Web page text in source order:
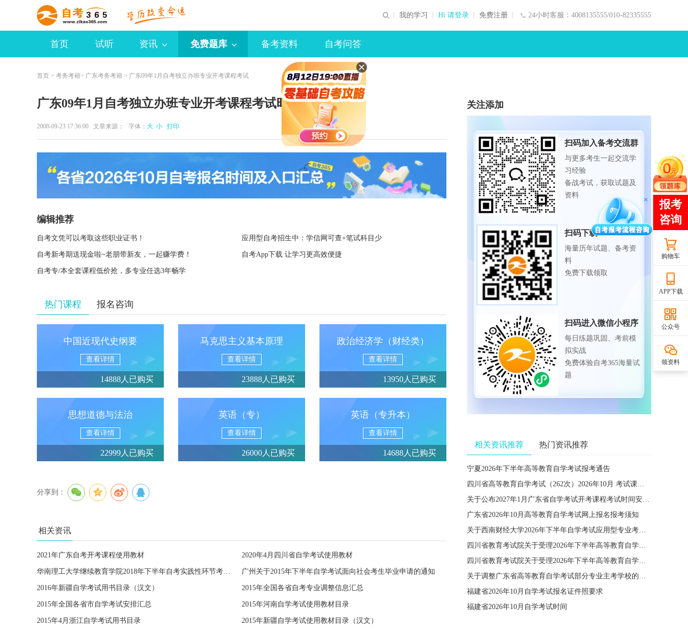
24小时客服：4008135555/010-82335555
我的学习 Hi 请登录 免费注册
首页 试听 资讯 免费题库 备考资料 自考问答
首页 > 考务考籍> 广东考务考籍 > 广东09年1月自考独立办班专业开考课程考试
广东09年1月自考独立办班专业开考课程考试时间安排表
2008-09-23 17:36:00 文章来源： 字体： 大 小 打印
编辑推荐
自考文凭可以考取这些职业证书！ 应用型自考招生中：学信网可查+笔试科目少
自考新考期送现金啦~老朋带新友，一起赚学费！ 自考App下载 让学习更高效便捷
自考专/本全套课程低价抢，多专业任选3年畅学
热门课程 报名咨询
中国近现代史纲要
查看详情
14888人已购买
马克思主义基本原理
查看详情
23888人已购买
政治经济学（财经类）
查看详情
13950人已购买
思想道德与法治
查看详情
22999人已购买
英语（专）
查看详情
26000人已购买
英语（专升本）
查看详情
14688人已购买
分享到：
相关资讯
2021年广东自考开考课程使用教材 2020年4月四川省自学考试使用教材
华南理工大学继续教育学院2018年下半年自考实践性环节考核通知 广州关于2015年下半年自学考试面向社会考生毕业申请的通知
2016年新疆自学考试用书目录（汉文） 2015年全国各省自考专业调整信息汇总
2015年全国各省市自学考试安排汇总 2015年河南自学考试使用教材目录
2015年4月浙江自学考试用书目录 2015年新疆自学考试使用教材目录（汉文）
关注添加
扫码加入备考交流群
与更多考生一起交流学
习经验
备战考试，获取试题及
资料
扫码下载APP
海量历年试题、备考资
料
免费下载领取
扫码进入微信小程序
每日练题巩固、考前模
拟实战
免费体验自考365海量试
题
相关资讯推荐 热门资讯推荐
宁夏2026年下半年高等教育自学考试报考通告
四川省高等教育自学考试（262次）2026年10月 考试课程简表
关于公布2027年1月广东省自学考试开考课程考试时间安排和使用教材的通知
广东省2026年10月高等教育自学考试网上报名报考须知
关于西南财经大学2026年下半年自学考试应用型专业考籍更改办理的通知
四川省教育考试院关于受理2026年下半年高等教育自学考试省际转考申请的通告
四川省教育考试院关于受理2026年下半年高等教育自学考试考籍更改申请的通告
关于调整广东省高等教育自学考试部分专业主考学校的通知
福建省2026年10月自学考试报名证件照要求
福建省2026年10月自学考试时间
购物车
APP下载
公众号
领资料